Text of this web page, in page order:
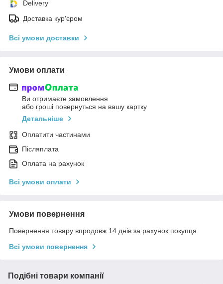
Delivery
Доставка кур'єром
Всі умови доставки
Умови оплати
Ви отримаєте замовлення
або гроші повернуться на вашу картку
Детальніше
Оплатити частинами
Післяплата
Оплата на рахунок
Всі умови оплати
Умови повернення
Повернення товару впродовж 14 днів за рахунок покупця
Всі умови повернення
Подібні товари компанії